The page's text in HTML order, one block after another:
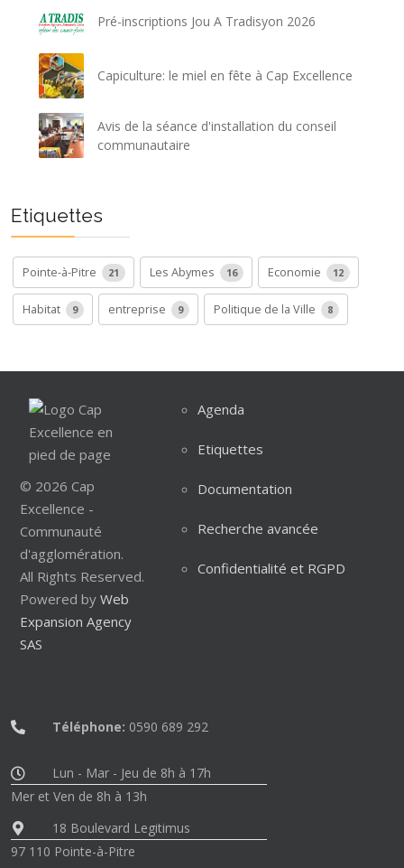
Pré-inscriptions Jou A Tradisyon 2026
Capiculture: le miel en fête à Cap Excellence
Avis de la séance d'installation du conseil
communautaire
Etiquettes
Pointe-à-Pitre 21 Les Abymes 16 Economie 12
Habitat 9 entreprise 9 Politique de la Ville 8
© 2026 Cap
Excellence -
Communauté
d'agglomération.
All Rights Reserved.
Powered by Web
Expansion Agency
SAS
Agenda
Etiquettes
Documentation
Recherche avancée
Confidentialité et RGPD
Téléphone: 0590 689 292
Lun - Mar - Jeu de 8h à 17h
Mer et Ven de 8h à 13h
18 Boulevard Legitimus
97 110 Pointe-à-Pitre